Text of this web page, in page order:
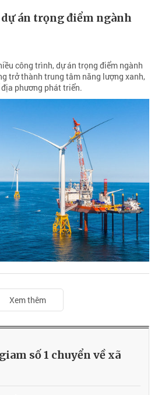
dự án trọng điểm ngành
công trình, dự án trọng điểm ngành
trở thành trung tâm năng lượng xanh,
phương phát triển.
Xem thêm
số 1 chuyển về xã